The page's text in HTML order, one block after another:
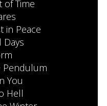
of Time
in Peace
Days
Pendulum
You
Hell